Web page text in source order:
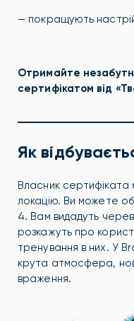
— покращують
Отримайте
сертифікатом від
Як
Власник
локацію. Ви можете
4. Вам видадуть
розкажуть про
тренування в них. У
крута атмосфера,
враження.